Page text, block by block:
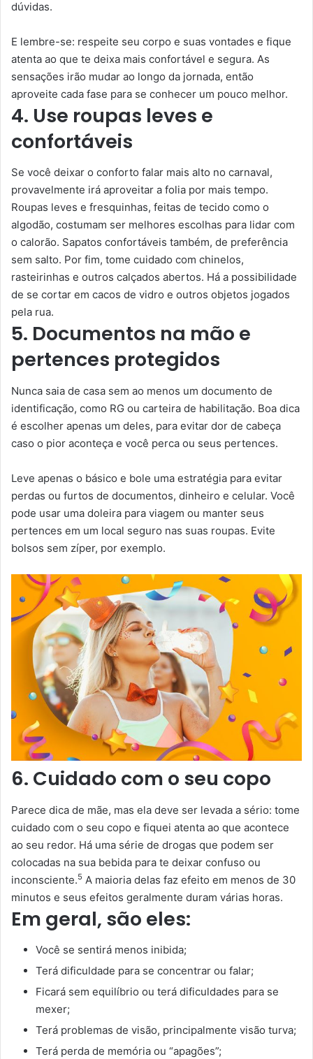
dúvidas.
E lembre-se: respeite seu corpo e suas vontades e fique
atenta ao que te deixa mais confortável e segura. As
sensações irão mudar ao longo da jornada, então
aproveite cada fase para se conhecer um pouco melhor.
4. Use roupas leves e
confortáveis
Se você deixar o conforto falar mais alto no carnaval,
provavelmente irá aproveitar a folia por mais tempo.
Roupas leves e fresquinhas, feitas de tecido como o
algodão, costumam ser melhores escolhas para lidar com
o calorão. Sapatos confortáveis também, de preferência
sem salto. Por fim, tome cuidado com chinelos,
rasteirinhas e outros calçados abertos. Há a possibilidade
de se cortar em cacos de vidro e outros objetos jogados
pela rua.
5. Documentos na mão e
pertences protegidos
Nunca saia de casa sem ao menos um documento de
identificação, como RG ou carteira de habilitação. Boa dica
é escolher apenas um deles, para evitar dor de cabeça
caso o pior aconteça e você perca ou seus pertences.
Leve apenas o básico e bole uma estratégia para evitar
perdas ou furtos de documentos, dinheiro e celular. Você
pode usar uma doleira para viagem ou manter seus
pertences em um local seguro nas suas roupas. Evite
bolsos sem zíper, por exemplo.
6. Cuidado com o seu copo
Parece dica de mãe, mas ela deve ser levada a sério: tome
cuidado com o seu copo e fiquei atenta ao que acontece
ao seu redor. Há uma série de drogas que podem ser
colocadas na sua bebida para te deixar confuso ou
inconsciente.5 A maioria delas faz efeito em menos de 30
minutos e seus efeitos geralmente duram várias horas.
Em geral, são eles:
Você se sentirá menos inibida;
Terá dificuldade para se concentrar ou falar;
Ficará sem equilíbrio ou terá dificuldades para se
mexer;
Terá problemas de visão, principalmente visão turva;
Terá perda de memória ou “apagões”;